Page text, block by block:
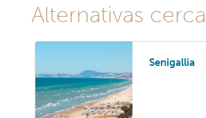
Alternativas
Senigallia